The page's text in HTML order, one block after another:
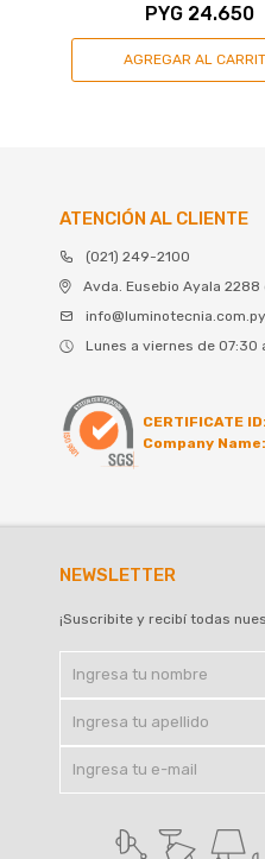
PYG 24.650
ATENCIÓN AL CLIENTE
(021) 249-2100
Avda. Eusebio Ayala
info@luminotecnia.com.py
Lunes a viernes de 07:30
CERTIFICATE ID:
Company Name:
NEWSLETTER
¡Suscribite y recibí todas